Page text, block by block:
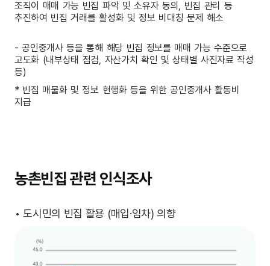
조직이 매매 가능 빈집 파악 및 소유자 동의, 빈집 관리 등
추진하여 빈집 거래를 활성화 및 정보 비대칭 문제 해소
- 공인중개사 등을 통해 해당 빈집 정보를 매매 가능 수준으로
고도화 (내부상태 점검, 자산가치 확인 및 상태별 사진자료 작성
등)
* 빈집 매물화 및 정보 현행화 등을 위한 공인중개사 활동비
지급
농촌빈집 관련 인식조사
• 도시민의 빈집 활용 (매입·임차) 의향